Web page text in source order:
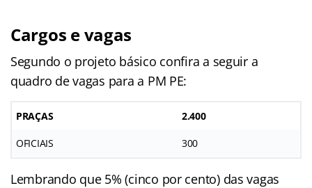
Cargos e vagas
Segundo o projeto básico confira a seguir a
quadro de vagas para a PM PE:
PRAÇAS 2.400
OFICIAIS 300
Lembrando que 5% (cinco por cento) das vagas